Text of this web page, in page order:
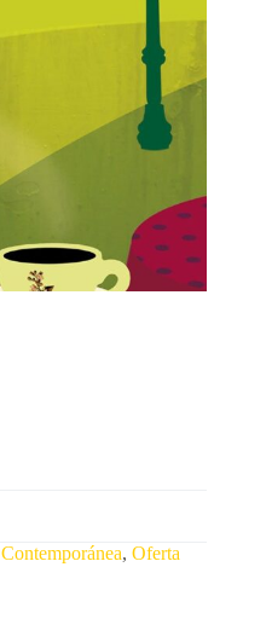
Contemporánea, Oferta